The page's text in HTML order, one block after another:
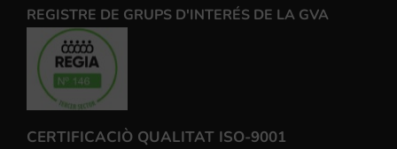
REGISTRE DE GRUPS D'INTERÉS DE LA GVA
CERTIFICACIÒ QUALITAT ISO-9001